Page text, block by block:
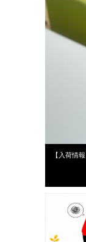
【入荷情
スタッフブ